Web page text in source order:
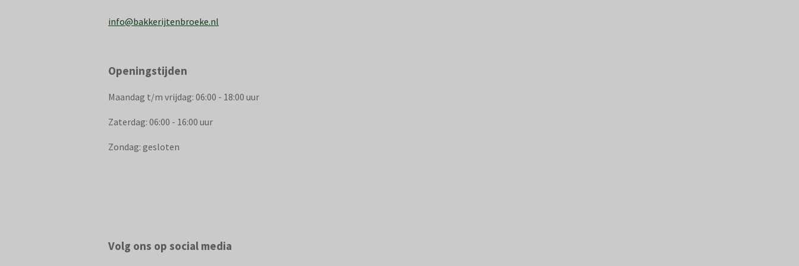
info@bakkerijtenbroeke.nl
Openingstijden
Maandag t/m vrijdag: 06:00 - 18:00 uur
Zaterdag: 06:00 - 16:00 uur
Zondag: gesloten
Volg ons op social media